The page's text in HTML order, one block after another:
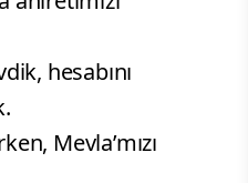
hesabını
Mevla’mızı